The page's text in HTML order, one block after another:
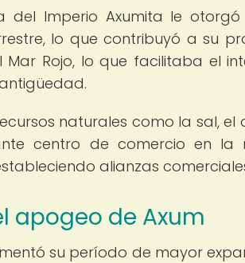
del Imperio Axumita le
lo que contribuyó a su
Rojo, lo que facilitaba el
naturales como la sal, el
centro de comercio en la
alianzas
apogeo de Axum
su período de mayor